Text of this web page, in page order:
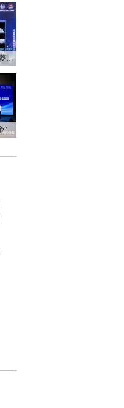
聚焦用户场景革新 美菱产品创新打造差异化居家体验
聚势普及拓赛道，华帝“亮剑”洗碗机峰会，破局存量换新